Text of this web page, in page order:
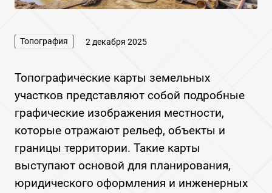
Топография 2 декабря 2025
Топографические карты земельных
участков представляют собой подробные
графические изображения местности,
которые отражают рельеф, объекты и
границы территории. Такие карты
выступают основой для планирования,
юридического оформления и инженерных